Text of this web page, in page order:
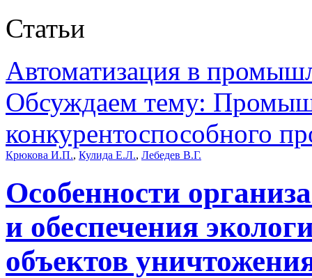
Статьи
Автоматизация в
Обсуждаем тему:
конкурентоспособного
Крюкова И.П., Кулида Е.Л., Лебедев В.Г.
Особенности
и обеспечения
объектов